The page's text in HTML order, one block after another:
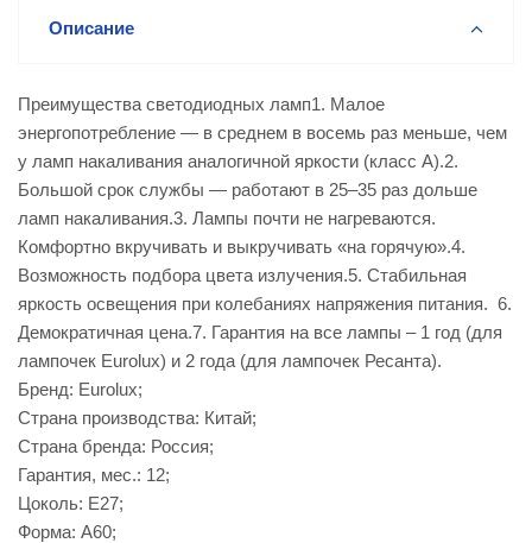
Описание
Преимущества светодиодных ламп1. Малое
энергопотребление — в среднем в восемь раз меньше, чем
у ламп накаливания аналогичной яркости (класс А).2.
Большой срок службы — работают в 25–35 раз дольше
ламп накаливания.3. Лампы почти не нагреваются.
Комфортно вкручивать и выкручивать «на горячую».4.
Возможность подбора цвета излучения.5. Стабильная
яркость освещения при колебаниях напряжения питания. 6.
Демократичная цена.7. Гарантия на все лампы – 1 год (для
лампочек Eurolux) и 2 года (для лампочек Ресанта).
Бренд: Eurolux;
Страна производства: Китай;
Страна бренда: Россия;
Гарантия, мес.: 12;
Цоколь: E27;
Форма: A60;